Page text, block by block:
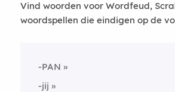
Vind woorden voor Wordfeud,
woordspellen die eindigen op de
-PAN
-jij